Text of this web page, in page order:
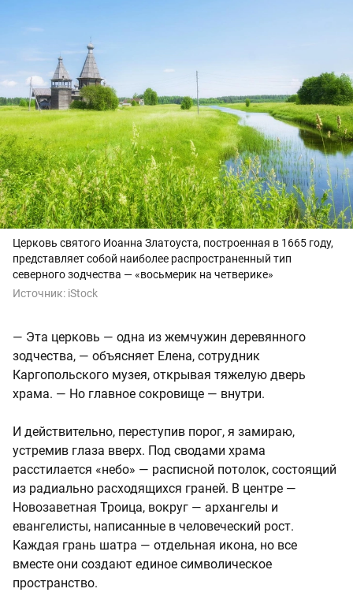
Церковь святого Иоанна Златоуста, построенная в 1665 году,
представляет собой наиболее распространенный тип
северного зодчества — «восьмерик на четверике»
Источник: iStock
— Эта церковь — одна из жемчужин деревянного
зодчества, — объясняет Елена, сотрудник
Каргопольского музея, открывая тяжелую дверь
храма. — Но главное сокровище — внутри.
И действительно, переступив порог, я замираю,
устремив глаза вверх. Под сводами храма
расстилается «небо» — расписной потолок, состоящий
из радиально расходящихся граней. В центре —
Новозаветная Троица, вокруг — архангелы и
евангелисты, написанные в человеческий рост.
Каждая грань шатра — отдельная икона, но все
вместе они создают единое символическое
пространство.